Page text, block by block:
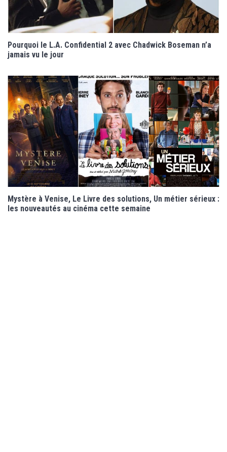
Pourquoi le L.A. Confidential 2 avec Chadwick Boseman n’a
jamais vu le jour
Mystère à Venise, Le Livre des solutions, Un métier sérieux :
les nouveautés au cinéma cette semaine